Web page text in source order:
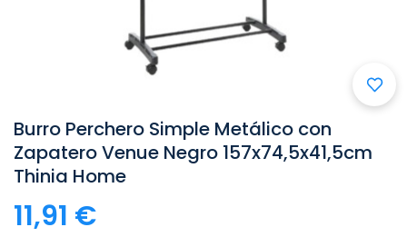
Burro Perchero Simple Metálico con
Zapatero Venue Negro 157x74,5x41,5cm
Thinia Home
11,91 €